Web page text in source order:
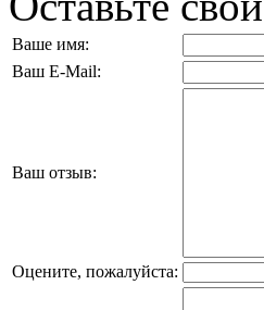
Ваше имя:
Ваш E-Mail:
Ваш отзыв:
Оцените, пожалуйста: